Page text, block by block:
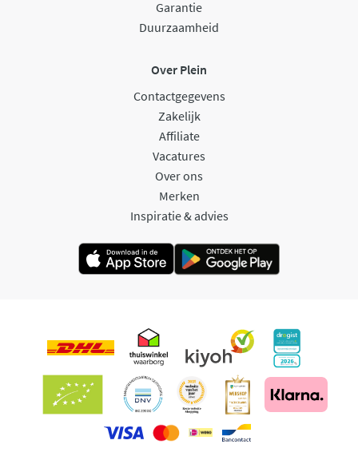
Garantie
Duurzaamheid
Over Plein
Contactgegevens
Zakelijk
Affiliate
Vacatures
Over ons
Merken
Inspiratie & advies